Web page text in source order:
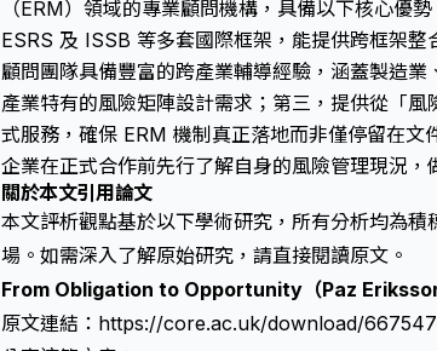
（ERM）領域的專業顧問機構，具備以下核心優
ESRS 及 ISSB 等多套國際框架，能提供跨框架整
顧問團隊具備豐富的跨產業輔導經驗，涵蓋製造
產業特有的風險矩陣設計需求；第三，提供從「
式服務，確保 ERM 機制真正落地而非僅停留在
企業在正式合作前先行了解自身的風險管理現況，
關於本文引用論文
本文評析觀點基於以下學術研究，所有分析均為
場。如需深入了解原始研究，請直接閱讀原文。
From Obligation to Opportunity（Paz
原文連結： https://core.ac.uk/download/